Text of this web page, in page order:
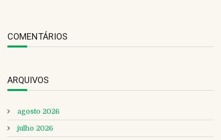
COMENTÁRIOS
ARQUIVOS
agosto 2026
julho 2026